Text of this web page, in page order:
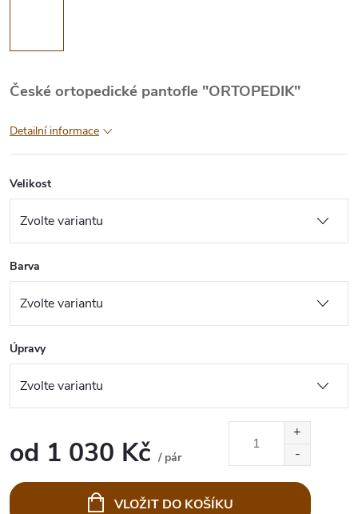
České ortopedické pantofle "ORTOPEDIK"
Detailní informace
Velikost
Barva
Úpravy
od 1 030 Kč / pár
cena:
VLOŽIT DO KOŠÍKU